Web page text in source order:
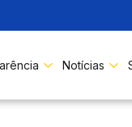
Notícias